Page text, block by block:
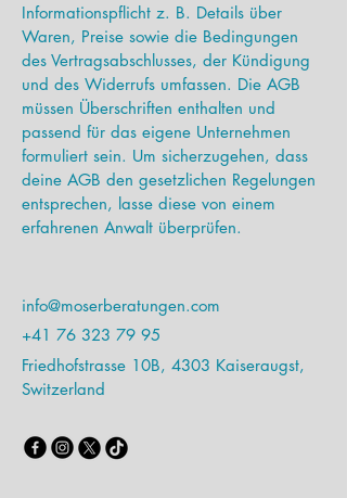
Informationspflicht z. B. Details über
Waren, Preise sowie die Bedingungen
des Vertragsabschlusses, der Kündigung
und des Widerrufs umfassen. Die AGB
müssen Überschriften enthalten und
passend für das eigene Unternehmen
formuliert sein. Um sicherzugehen, dass
deine AGB den gesetzlichen Regelungen
entsprechen, lasse diese von einem
erfahrenen Anwalt überprüfen.
info@moserberatungen.com
+41 76 323 79 95
Friedhofstrasse 10B, 4303 Kaiseraugst,
Switzerland